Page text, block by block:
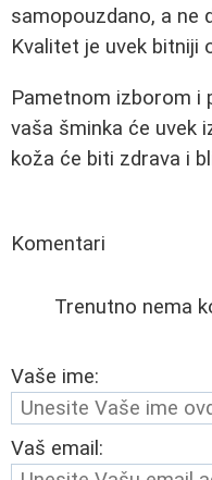
samopouzdano, a ne
Kvalitet je uvek bitniji
Pametnom izborom i
vaša šminka će uvek
koža će biti zdrava i
Komentari
Trenutno nema
Vaše ime:
Vaš email: